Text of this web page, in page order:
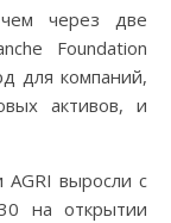
через две
Foundation
для компаний,
активов, и
AGRI выросли с
на открытии